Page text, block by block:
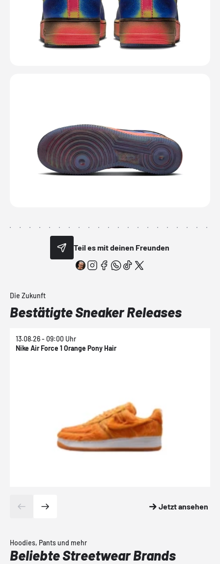
Teil es mit deinen Freunden
Die Zukunft
Bestätigte Sneaker Releases
13.08.26 - 09:00 Uhr
Nike Air Force 1 Orange Pony Hair
Jetzt ansehen
Hoodies, Pants und mehr
Beliebte Streetwear Brands